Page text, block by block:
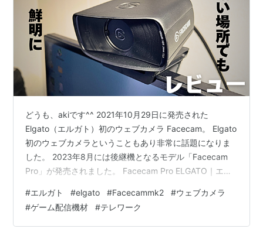
どうも、akiです^^ 2021年10月29日に発売された
Elgato（エルガト）初のウェブカメラ Facecam。 Elgato
初のウェブカメラということもあり非常に話題になりま
した。 2023年8月には後継機となるモデル「Facecam
Pro」が発売されました。 Facecam Pro ELGATO｜エル
Pro(Mac/Windows対応) 10WAB9901 [有線] posted with
カエレバ 楽天市場で調べる Amazonで調べる Yahooショ
ッピングで調べる 4K/60fpsという高性能モデルというこ
#エルガト #elgato #Facecammk2 #ウェブカメラ
#ゲーム配信機材 #テレワーク